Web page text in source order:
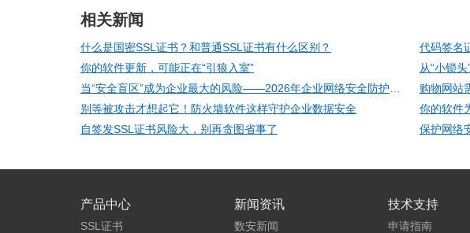
相关新闻
什么是国密SSL证书？和普通SSL证书有什么区别？
代码签名
你的软件更新，可能正在“引狼入室”
从“小锁
购物网站
别等被攻击才想起它！防火墙软件这样守护企业数据安全
你的软件
自签发SSL证书风险大，别再贪图省事了
保护网络
产品中心
SSL证书
新闻资讯
数安新闻
技术支持
申请指南